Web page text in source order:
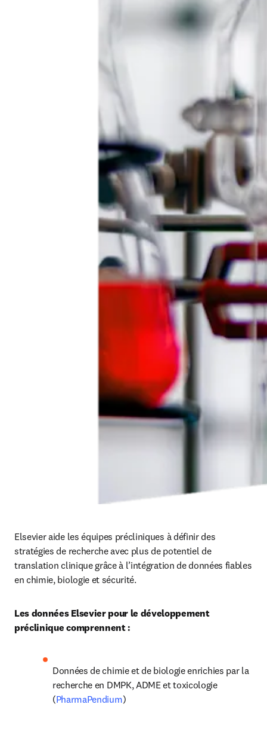
Elsevier aide les équipes précliniques à définir des
stratégies de recherche avec plus de potentiel de
translation clinique grâce à l’intégration de données fiables
en chimie, biologie et sécurité.
Les données Elsevier pour le développement
préclinique comprennent :
Données de chimie et de biologie enrichies par la
recherche en DMPK, ADME et toxicologie
(PharmaPendium)